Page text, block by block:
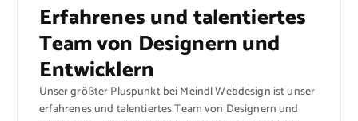
Erfahrenes und talentiertes
Team von Designern und
Entwicklern
Unser größter Pluspunkt bei Meindl Webdesign ist unser
erfahrenes und talentiertes Team von Designern und